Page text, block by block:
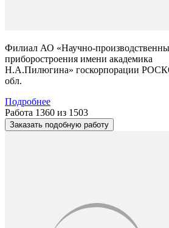
Филиал АО «Научно-
приборостроения имени академика
Н.А.Пилюгина» госкорпорации
обл.
Подробнее
Работа 1360 из 1503
Заказать подобную работу